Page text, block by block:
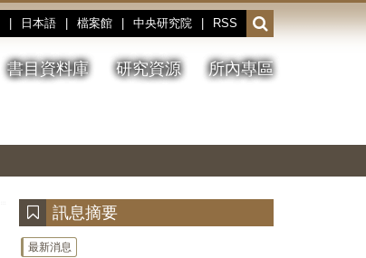
日本語 檔案館 中央研究院 RSS
開
啟
或
收
書目資料庫 研究資源 所內專區
停、
圖
圖
結
訊息摘要
最新消息